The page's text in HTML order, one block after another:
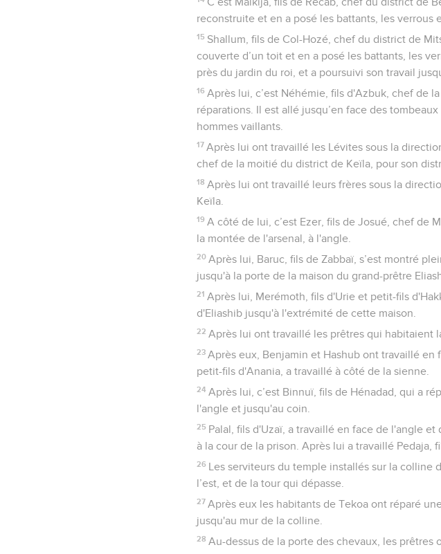
reconstruite et en a posé les battants, les verrous
15 Shallum, fils de Col-Hozé, chef du district de
couverte d’un toit et en a posé les battants, les
près du jardin du roi, et a poursuivi son travail
16 Après lui, c’est Néhémie, fils d'Azbuk, chef de
réparations. Il est allé jusqu’en face des
hommes vaillants.
17 Après lui ont travaillé les Lévites sous la
chef de la moitié du district de Keïla, pour son
18 Après lui ont travaillé leurs frères sous la
Keïla.
19 A côté de lui, c’est Ezer, fils de Josué, chef de
la montée de l'arsenal, à l'angle.
20 Après lui, Baruc, fils de Zabbaï, s’est montré
jusqu'à la porte de la maison du grand-prêtre
21 Après lui, Merémoth, fils d'Urie et petit-fils
d'Eliashib jusqu'à l'extrémité de cette maison.
22 Après lui ont travaillé les prêtres qui habitaient
23 Après eux, Benjamin et Hashub ont travaillé en
petit-fils d'Anania, a travaillé à côté de la sienne.
24 Après lui, c’est Binnuï, fils de Hénadad, qui a
l'angle et jusqu'au coin.
25 Palal, fils d'Uzaï, a travaillé en face de l'angle
à la cour de la prison. Après lui a travaillé Pedaja,
26 Les serviteurs du temple installés sur la colline
l’est, et de la tour qui dépasse.
27 Après eux les habitants de Tekoa ont réparé
jusqu'au mur de la colline.
28 Au-dessus de la porte des chevaux, les prêtres